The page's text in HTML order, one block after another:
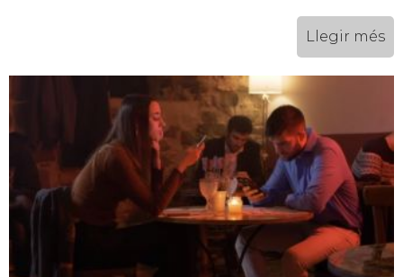
Llegir més